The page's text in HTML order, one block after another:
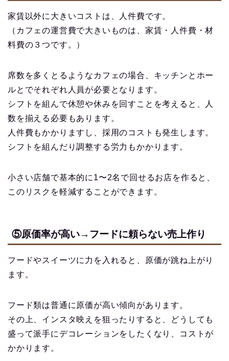
家賃以外に大きいコストは、人件費です。
（カフェの運営費で大きいものは、家賃・人件費・材
料費の３つです。）
席数を多くとるようなカフェの場合、キッチンとホー
ルとでそれぞれ人員が必要となります。
シフトを組んで休憩や休みを回すことを考えると、人
数を揃える必要もあります。
人件費もかかりますし、採用のコストも発生します。
シフトを組んだり調整する労力もかかります。
小さい店舗で基本的に1〜2名で回せるお店を作ると、
このリスクを軽減することができます。
⑤原価率が高い→フードに頼らない売上作り
フードやスイーツに力を入れると、原価が跳ね上がり
ます。
フード類は普通に原価が高い傾向があります。
その上、インスタ映えを狙ったりすると、どうしても
盛って派手にデコレーションをしたくなり、コストが
かかります。